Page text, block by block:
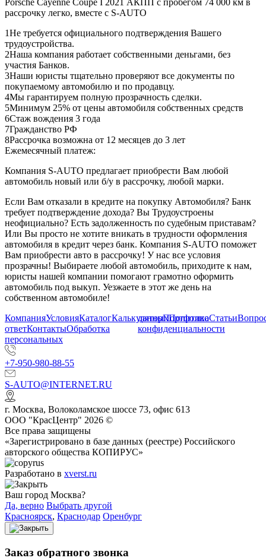
Porsche Cayenne Coupe I 2021 АКПП с пробегом 74 000 км в
рассрочку легко, вместе с S-AUTO
1Не требуется официального подтверждения Вашего
трудоустройства.
2Наша компания работает собственными деньгами, без
участия Банков.
3Наши юристы тщательно проверяют все документы по
покупаемому автомобилю и по продавцу.
4Мы гарантируем полную прозрачность сделки.
5Минимум 25% от цены автомобиля собственных средств
6Стаж вождения 3 года
7Гражданство РФ
8Рассрочка возможна от 12 месяцев до 3 лет
Ежемесячный платеж:
Компания S-AUTO предлагает приобрести Вам любой
автомобиль новый или б/у в рассрочку, любой марки.
Если Вам отказали в кредите на покупку Автомобиля? Банк
требует подтверждение дохода? Вы Трудоустроены
неофициально? Есть задолженность по судебным приставам?
Или Вы просто не хотите вникать в трудности оформления
автомобиля в кредит через банк. Компания S-AUTO поможет
Вам приобрести авто в рассрочку! У нас все условия
прозрачны! Выбираете любой автомобиль, приходите к нам,
юристы нашей компании помогают грамотно оформить
автомобиль под выкуп. Уезжаете в этот же день на
собственном автомобиле!
КомпанияУсловияКаталогКалькуляторПортфолиоСтатьи
ответКонтактыОбработка
персональных
данныхПолитика
конфиденциальности
+7-950-980-88-55
S-AUTO@INTERNET.RU
г. Москва, Волоколамское шоссе 73, офис 613
ООО "КрасЦентр" 2026 ©
Все права защищены
«Зарегистрировано в базе данных (реестре) Российского
авторского общества КОПИРУС»
Разработано в xverst.ru
Ваш город Москва?
Да, верно Выбрать другой
Красноярск, Краснодар Оренбург
Заказ обратного звонка